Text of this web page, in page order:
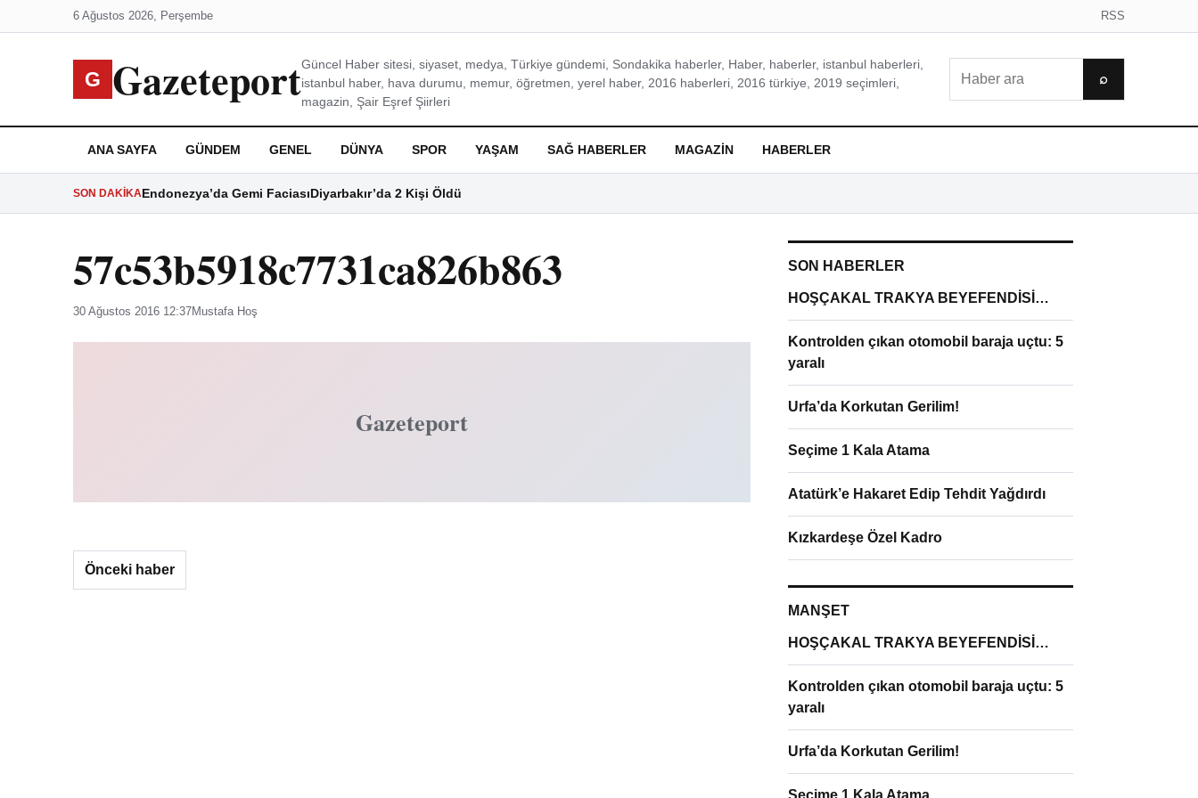
6 Ağustos 2026, Perşembe RSS
G GazeteportGüncel Haber sitesi, siyaset, medya, Türkiye gündemi, Sondakika haberler, Haber, haberler, istanbul haberleri,
istanbul haber, hava durumu, memur, öğretmen, yerel haber, 2016 haberleri, 2016 türkiye, 2019 seçimleri,
magazin, Şair Eşref Şiirleri
⌕
ANA SAYFA GÜNDEM GENEL DÜNYA SPOR YAŞAM SAĞ HABERLER MAGAZIN HABERLER
SON DAKIKAEndonezya’da Gemi FaciasıDiyarbakır’da 2 Kişi Öldü
57c53b5918c7731ca826b863
30 Ağustos 2016 12:37Mustafa Hoş
Gazeteport
Önceki haber
SON HABERLER
HOŞÇAKAL TRAKYA BEYEFENDİSİ…
Kontrolden çıkan otomobil baraja uçtu: 5
yaralı
Urfa’da Korkutan Gerilim!
Seçime 1 Kala Atama
Atatürk’e Hakaret Edip Tehdit Yağdırdı
Kızkardeşe Özel Kadro
MANŞET
HOŞÇAKAL TRAKYA BEYEFENDİSİ…
Kontrolden çıkan otomobil baraja uçtu: 5
yaralı
Urfa’da Korkutan Gerilim!
Seçime 1 Kala Atama